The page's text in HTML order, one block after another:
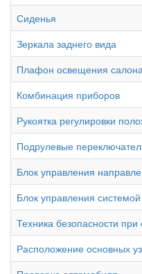
Сиденья
Зеркала заднего вида
Плафон освещения салона
Комбинация приборов
Рукоятка регулировки
Подрулевые
Блок управления
Блок управления
Техника безопасности
Расположение основных